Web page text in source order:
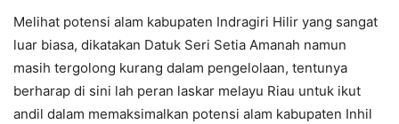
Melihat potensi alam kabupaten Indragiri Hilir yang sangat
luar biasa, dikatakan Datuk Seri Setia Amanah namun
masih tergolong kurang dalam pengelolaan, tentunya
berharap di sini lah peran laskar melayu Riau untuk ikut
andil dalam memaksimalkan potensi alam kabupaten Inhil